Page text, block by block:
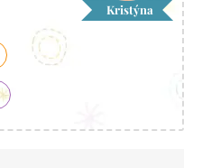
Kristýna